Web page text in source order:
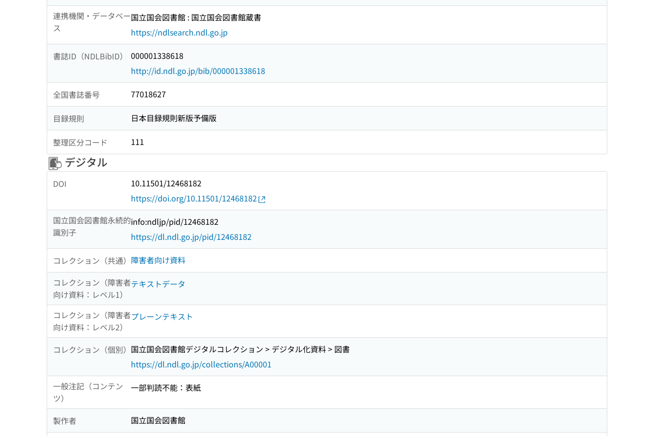
連携機関・データベー
ス
国立国会図書館 : 国立国会図書館蔵書
https://ndlsearch.ndl.go.jp
書誌ID（NDLBibID）
000001338618
http://id.ndl.go.jp/bib/000001338618
全国書誌番号 77018627
目録規則 日本目録規則新版予備版
整理区分コード 111
デジタル
DOI
10.11501/12468182
https://doi.org/10.11501/12468182
国立国会図書館永続的
識別子
info:ndljp/pid/12468182
https://dl.ndl.go.jp/pid/12468182
コレクション（共通） 障害者向け資料
コレクション（障害者
向け資料：レベル1）
テキストデータ
コレクション（障害者
向け資料：レベル2）
プレーンテキスト
コレクション（個別） 国立国会図書館デジタルコレクション > デジタル化資料 > 図書
https://dl.ndl.go.jp/collections/A00001
一般注記（コンテン
ツ）
一部判読不能：表紙
製作者 国立国会図書館